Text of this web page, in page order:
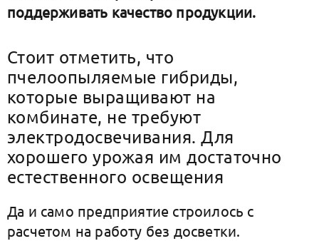
поддерживать качество продукции.
Стоит отметить, что
пчелоопыляемые гибриды,
которые выращивают на
комбинате, не требуют
электродосвечивания. Для
хорошего урожая им достаточно
естественного освещения
Да и само предприятие строилось с
расчетом на работу без досветки.